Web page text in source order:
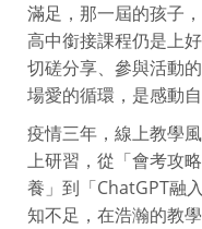
滿足，那一屆的孩子
高中銜接課程仍是上
切磋分享、參與活動
場愛的循環，是感動
疫情三年，線上教學
上研習，從「會考攻
養」到「ChatGPT融
知不足，在浩瀚的教